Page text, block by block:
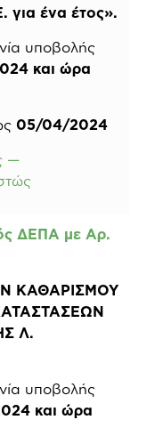
ένα έτος».
υποβολής
και ώρα
05/04/2024
—
ΔΕΠΑ με Αρ.
ΚΑΘΑΡΙΣΜΟΥ
Λ.
υποβολής
και ώρα